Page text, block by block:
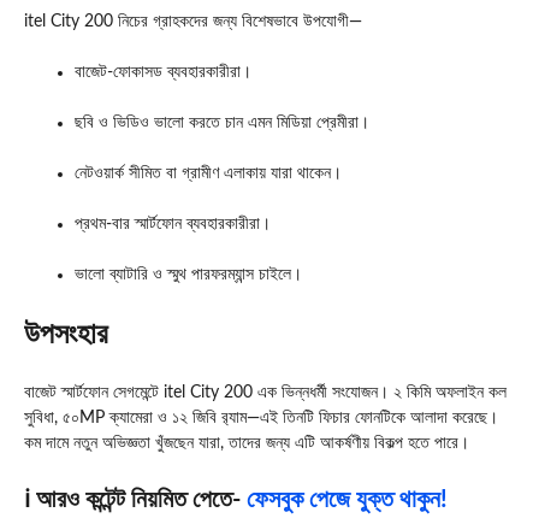
itel City 200 নিচের গ্রাহকদের জন্য বিশেষভাবে উপযোগী—
বাজেট-ফোকাসড ব্যবহারকারীরা।
ছবি ও ভিডিও ভালো করতে চান এমন মিডিয়া প্রেমীরা।
নেটওয়ার্ক সীমিত বা গ্রামীণ এলাকায় যারা থাকেন।
প্রথম-বার স্মার্টফোন ব্যবহারকারীরা।
ভালো ব্যাটারি ও স্মুথ পারফরম্যান্স চাইলে।
উপসংহার
বাজেট স্মার্টফোন সেগমেন্টে itel City 200 এক ভিন্নধর্মী সংযোজন। ২ কিমি অফলাইন কল
সুবিধা, ৫০MP ক্যামেরা ও ১২ জিবি র‍্যাম—এই তিনটি ফিচার ফোনটিকে আলাদা করেছে।
কম দামে নতুন অভিজ্ঞতা খুঁজছেন যারা, তাদের জন্য এটি আকর্ষণীয় বিকল্প হতে পারে।
ℹ️ আরও কন্টেন্ট নিয়মিত পেতে- ফেসবুক পেজে যুক্ত থাকুন!